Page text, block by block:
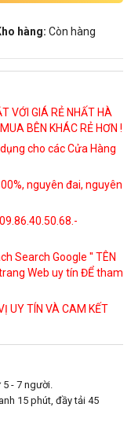
hàng: Còn hàng
VỚI GIÁ RẺ NHẤT HÀ
BÊN KHÁC RẺ HƠN !
cho các Cửa Hàng
nguyên đai, nguyên
Search Google '' TÊN
Web uy tín ĐỂ tham
UY TÍN VÀ CAM KẾT
- 7 người.
15 phút, đầy tải 45